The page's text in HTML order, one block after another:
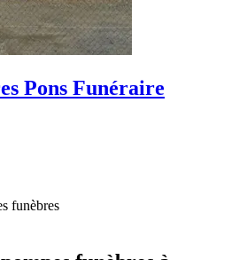
Pons Funéraire
funèbres